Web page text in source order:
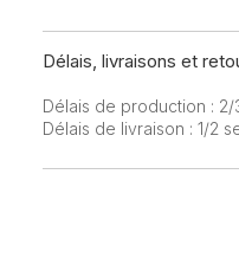
Délais, livraisons et
Délais de production : 2/
Délais de livraison : 1/2